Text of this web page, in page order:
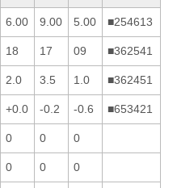
6.00 9.00 5.00 ■254613
18 17 09 ■362541
2.0 3.5 1.0 ■362451
+0.0 -0.2 -0.6 ■653421
0 0 0
0 0 0